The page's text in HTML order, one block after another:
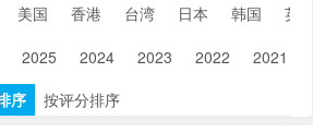
美国 香港 台湾 日本 韩国
英
2025 2024 2023 2022 2021
序 按评分排序